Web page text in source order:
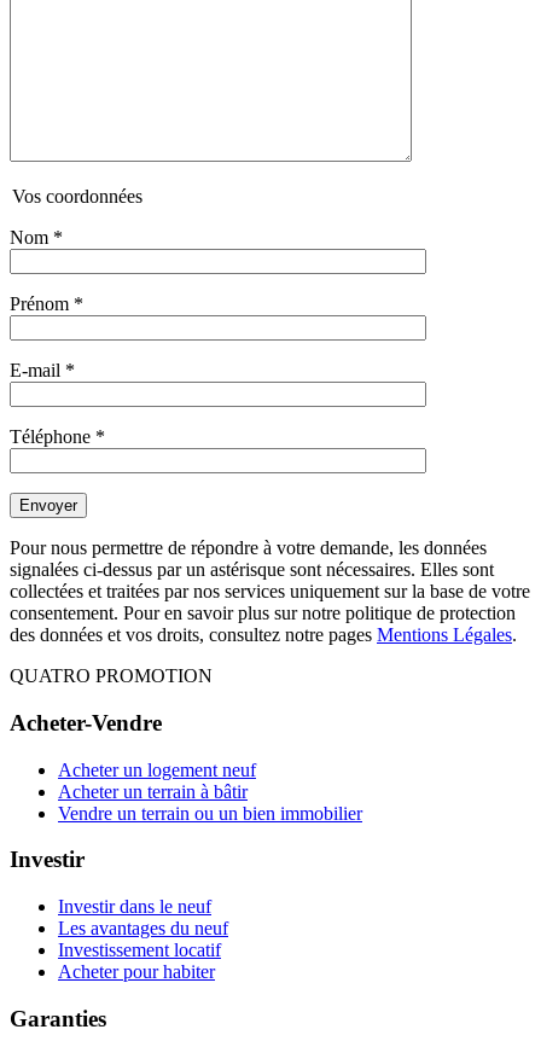
Vos coordonnées
Nom *
Prénom *
E-mail *
Téléphone *
Pour nous permettre de répondre à votre demande, les données
signalées ci-dessus par un astérisque sont nécessaires. Elles sont
collectées et traitées par nos services uniquement sur la base de votre
consentement. Pour en savoir plus sur notre politique de protection
des données et vos droits, consultez notre pages Mentions Légales.
QUATRO PROMOTION
Acheter-Vendre
Acheter un logement neuf
Acheter un terrain à bâtir
Vendre un terrain ou un bien immobilier
Investir
Investir dans le neuf
Les avantages du neuf
Investissement locatif
Acheter pour habiter
Garanties